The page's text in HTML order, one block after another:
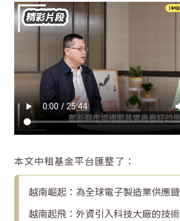
本文中租基金平台匯整了：
越南崛起：為全球電子製造業供應
越南起飛：外資引入科技大廠的技